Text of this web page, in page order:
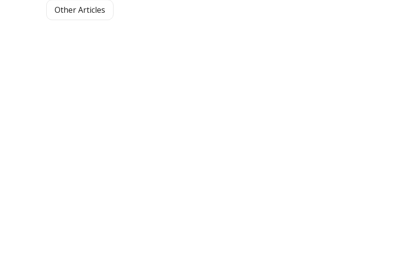
membuat banyak orang mulai
mencari cara untuk melindungi uang
Other Articles